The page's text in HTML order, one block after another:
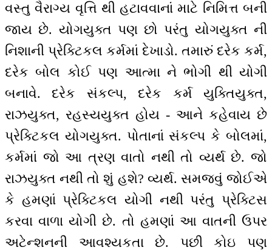
વસ્તુ વૈરાગ્ય વૃત્તિ થી હટાવવાનાં માટે નિમિત્ત બની
જાય છે. યોગયુક્ત પણ છો પરંતુ યોગયુક્ત ની
નિશાની પ્રેક્ટિકલ કર્મમાં દેખાડો. તમારું દરેક કર્મ,
દરેક બોલ કોઈ પણ આત્મા ને ભોગી થી યોગી
બનાવે. દરેક સંકલ્પ, દરેક કર્મ યુક્તિયુક્ત,
રાઝયુક્ત, રહસ્યયુક્ત હોય - આને કહેવાય છે
પ્રેક્ટિકલ યોગયુક્ત. પોતાનાં સંકલ્પ કે બોલમાં,
કર્મમાં જો આ ત્રણ વાતો નથી તો વ્યર્થ છે. જો
રાઝયુક્ત નથી તો શું હશે? વ્યર્થ. સમજવું જોઈએ
કે હમણાં પ્રેક્ટિકલ યોગી નથી પરંતુ પ્રેક્ટિસ
કરવા વાળા યોગી છે. તો હમણાં આ વાતની ઉપર
અટેન્શનની આવશ્યકતા છે. પછી કોઇ પણ